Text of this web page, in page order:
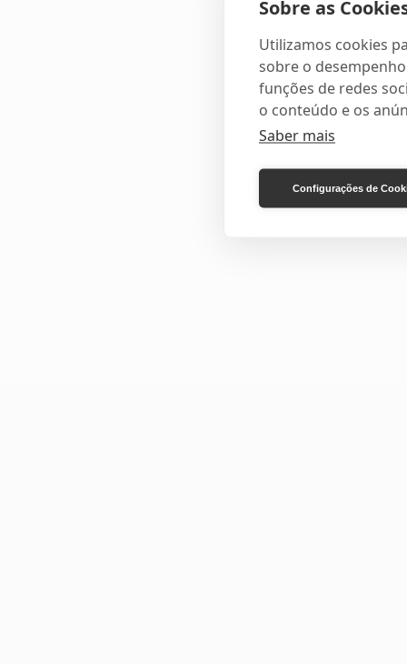
Sobre as
Utilizamos cookies
sobre o
funções de redes
o conteúdo e os
Saber mais
Configurações de